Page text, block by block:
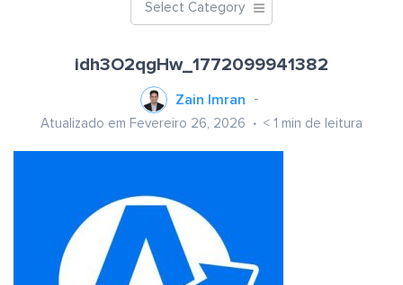
Select Category
idh3O2qgHw_1772099941382
Zain Imran
Atualizado em Fevereiro 26, 2026 < 1 min de leitura